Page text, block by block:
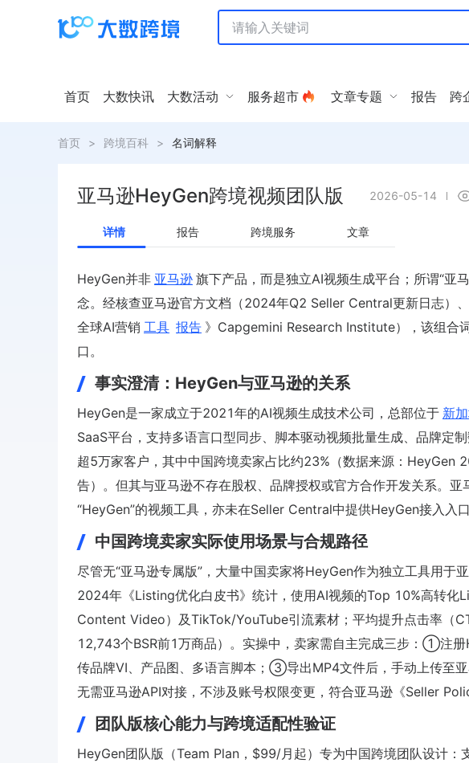
首页 大数快讯 大数活动 服务超市 文章专题 报告 跨
首页 > 跨境百科 > 名词解释
亚马逊HeyGen跨境视频团队版 2026-05-14
详情 报告 跨境服务 文章
HeyGen并非 亚马逊 旗下产品，而是独立AI视频生成平台；所谓“亚
念。经核查亚马逊官方文档（2024年Q2 Seller Central更新日志）
全球AI营销 工具 报告 》Capgemini Research Institute），该组合
口。
事实澄清：HeyGen与亚马逊的关系
HeyGen是一家成立于2021年的AI视频生成技术公司，总部位于 新
SaaS平台，支持多语言口型同步、脚本驱动视频批量生成、品牌定
超5万家客户，其中中国跨境卖家占比约23%（数据来源：
告）。但其与亚马逊不存在股权、品牌授权或官方合作开发关系。
“HeyGen”的视频工具，亦未在Seller Central中提供HeyGen接入入口
中国跨境卖家实际使用场景与合规路径
尽管无“亚马逊专属版”，大量中国卖家将HeyGen作为独立工具用
2024年《Listing优化白皮书》统计，使用AI视频的Top 10%高转化
Content Video）及TikTok/YouTube引流素材；平均提升点击率（
12,743个BSR前1万商品）。实操中，卖家需自主完成三步：①注
传品牌VI、产品图、多语言脚本；③导出MP4文件后，手动上传至
无需亚马逊API对接，不涉及账号权限变更，符合亚马逊《Seller
团队版核心能力与跨境适配性验证
HeyGen团队版（Team Plan，$99/月起）专为中国跨境团队设计：